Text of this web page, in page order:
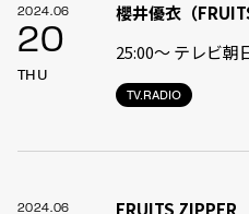
2024.06
20
THU
TV.RADIO
櫻井優衣（
25:00〜 テレビ朝
2024.06
FRUITS ZIPPER